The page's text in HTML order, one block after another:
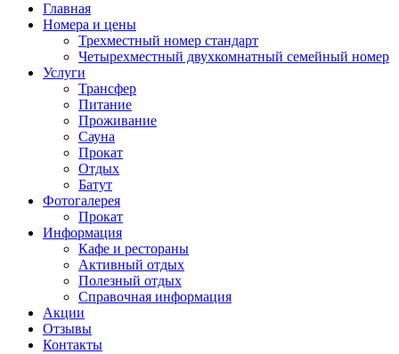
Главная
Номера и цены
Трехместный номер стандарт
Четырехместный двухкомнатный семейный номер
Услуги
Трансфер
Питание
Проживание
Сауна
Прокат
Отдых
Батут
Фотогалерея
Прокат
Информация
Кафе и рестораны
Активный отдых
Полезный отдых
Справочная информация
Акции
Отзывы
Контакты